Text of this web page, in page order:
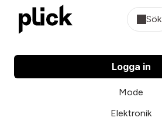
Sök
Logga in
Mode
Elektronik